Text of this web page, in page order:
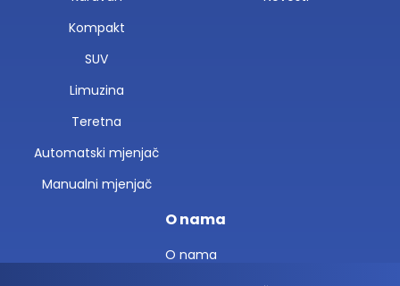
Kompakt
SUV
Limuzina
Teretna
Automatski mjenjač
Manualni mjenjač
O nama
O nama